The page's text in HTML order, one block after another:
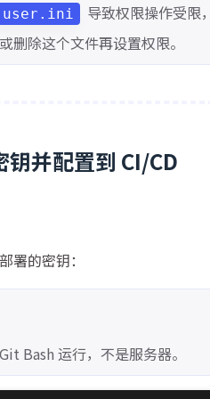
导致权限操作受
除这个文件再设置权限。
钥并配置到 CI/CD
署的密钥：
Bash 运行，不是服务器。